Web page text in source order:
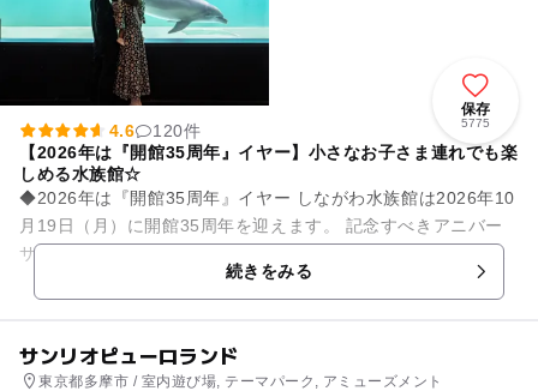
保存
5775
4.6
120件
【2026年は『開館35周年』イヤー】小さなお子さま連れでも楽
しめる水族館☆
◆2026年は『開館35周年』イヤー しながわ水族館は2026年10
月19日（月）に開館35周年を迎えます。 記念すべきアニバー
サリーイヤーである2026年は、1年を通して、四季折々の表情
続きをみる
サンリオピューロランド
東京都多摩市 / 室内遊び場, テーマパーク, アミューズメント